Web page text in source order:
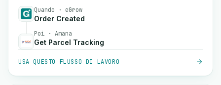
Quando · eGrow
Order Created
Poi · Amana
Get Parcel Tracking
USA QUESTO FLUSSO DI LAVORO